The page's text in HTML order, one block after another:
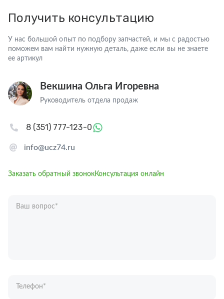
Получить консультацию
У нас большой опыт по подбору запчастей, и мы с радостью
поможем вам найти нужную деталь, даже если вы не знаете
ее артикул
Векшина Ольга Игоревна
Руководитель отдела продаж
info@ucz74.ru
8 (351) 777-123-0
Заказать обратный звонокКонсультация онлайн
Ваш вопрос*